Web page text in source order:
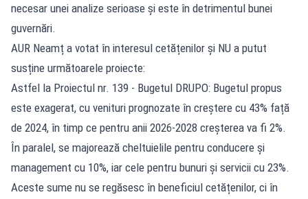
necesar unei analize serioase și este în detrimentul bunei
guvernări.
AUR Neamț a votat în interesul cetățenilor și NU a putut
susține următoarele proiecte:
Astfel la Proiectul nr. 139 - Bugetul DRUPO: Bugetul propus
este exagerat, cu venituri prognozate în creștere cu 43% față
de 2024, în timp ce pentru anii 2026-2028 creșterea va fi 2%.
În paralel, se majorează cheltuielile pentru conducere și
management cu 10%, iar cele pentru bunuri și servicii cu 23%.
Aceste sume nu se regăsesc în beneficiul cetățenilor, ci în